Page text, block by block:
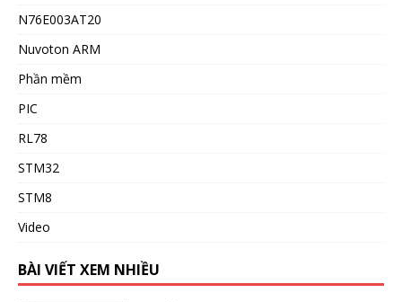
N76E003AT20
Nuvoton ARM
Phần mềm
PIC
RL78
STM32
STM8
Video
BÀI VIẾT XEM NHIỀU